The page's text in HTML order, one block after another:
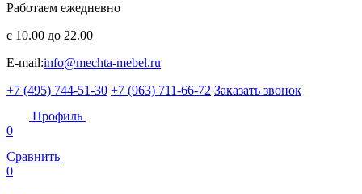
Работаем ежедневно
с 10.00 до 22.00
E-mail:info@mechta-mebel.ru
+7 (495) 744-51-30 +7 (963) 711-66-72 Заказать звонок
Профиль
0
Сравнить
0